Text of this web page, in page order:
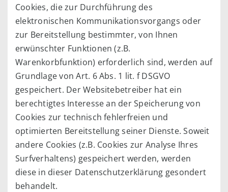
Cookies, die zur Durchführung des
elektronischen Kommunikationsvorgangs oder
zur Bereitstellung bestimmter, von Ihnen
erwünschter Funktionen (z.B.
Warenkorbfunktion) erforderlich sind, werden auf
Grundlage von Art. 6 Abs. 1 lit. f DSGVO
gespeichert. Der Websitebetreiber hat ein
berechtigtes Interesse an der Speicherung von
Cookies zur technisch fehlerfreien und
optimierten Bereitstellung seiner Dienste. Soweit
andere Cookies (z.B. Cookies zur Analyse Ihres
Surfverhaltens) gespeichert werden, werden
diese in dieser Datenschutzerklärung gesondert
behandelt.